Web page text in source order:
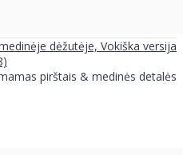
dėžutėje, Vokiška versija
pirštais & medinės detalės